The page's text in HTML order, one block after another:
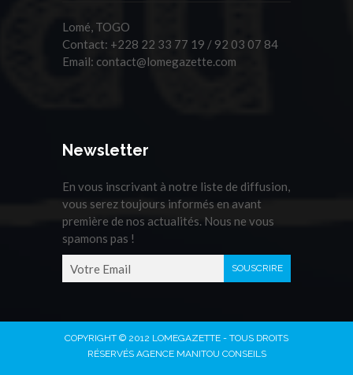
Lomé, TOGO
Contact: +228 22 33 77 19 / 92 03 07 84
Email: contact@lomegazette.com
Newsletter
En vous inscrivant à notre liste de diffusion,
vous serez toujours informés en avant
première de nos actualités. Nous ne vous
spamons pas !
COPYRIGHT © 2012 LOMEGAZETTE - TOUS DROITS
RÉSERVÉS AGENCE MANITOU CONSEILS